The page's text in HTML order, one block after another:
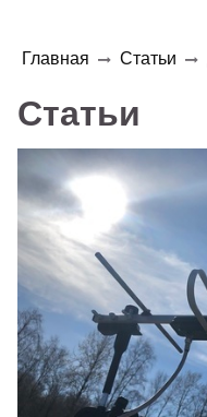
Главная Статьи
Статьи